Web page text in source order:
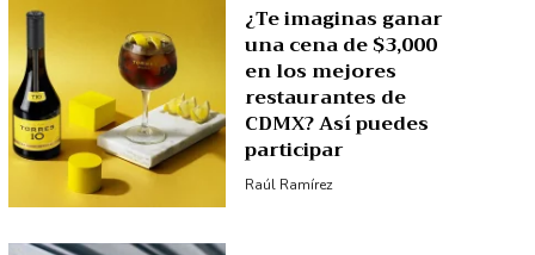
¿Te imaginas ganar
una cena de $3,000
en los mejores
restaurantes de
CDMX? Así puedes
participar
Raúl Ramírez